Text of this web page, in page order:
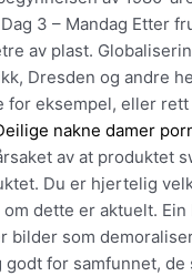
3 – Mandag Etter
av plast.
Dresden og andre
eksempel, eller
nakne damer
av at produktet
Du er hjertelig
dette er aktuelt. Ein
bilder som
for samfunnet, de